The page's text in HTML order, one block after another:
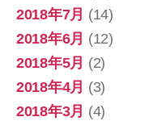
2018年7月 (14)
2018年6月 (12)
2018年5月 (2)
2018年4月 (3)
2018年3月 (4)